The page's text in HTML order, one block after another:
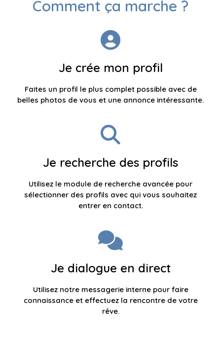
Comment ça marche ?
Je crée mon profil
Faites un profil le plus complet possible avec de
belles photos de vous et une annonce intéressante.
Je recherche des profils
Utilisez le module de recherche avancée pour
sélectionner des profils avec qui vous souhaitez
entrer en contact.
Je dialogue en direct
Utilisez notre messagerie interne pour faire
connaissance et effectuez la rencontre de votre
rêve.